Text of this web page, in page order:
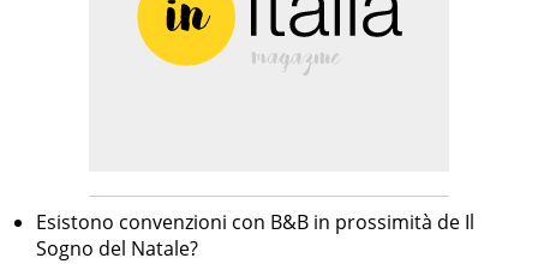
Esistono convenzioni con B&B in prossimità de Il
Sogno del Natale?